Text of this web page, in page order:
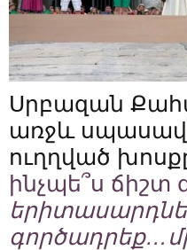
Սրբազան
առջև
ուղղված
ինչպե՞ս ճիշտ